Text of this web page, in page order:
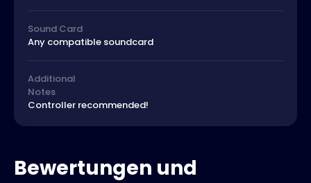
Sound Card
Any compatible soundcard
Additional
Notes
Controller recommended!
Bewertungen und